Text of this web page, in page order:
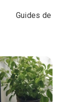
Guides de